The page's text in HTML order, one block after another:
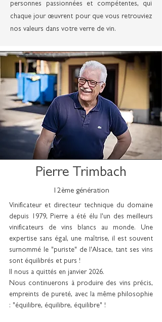
personnes passionnées et compétentes, qui
chaque jour œuvrent pour que vous retrouviez
nos valeurs dans votre verre de vin.
Pierre Trimbach
12ème génération
Vinificateur et directeur technique du domaine
depuis 1979, Pierre a été élu l'un des meilleurs
vinificateurs de vins blancs au monde. Une
expertise sans égal, une maîtrise, il est souvent
surnommé le "puriste" de l'Alsace, tant ses vins
sont équilibrés et purs !
Il nous a quittés en janvier 2026.
Nous continuerons à produire des vins précis,
empreints de pureté, avec la même philosophie
: "équilibre, équilibre, équilibre" !